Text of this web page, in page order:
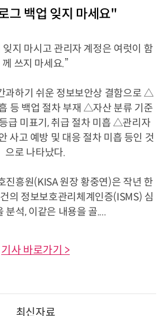
그 백업 잊지 마세요"
지 마시고 관리자 계정은 여럿이 함
께 쓰지 마세요.”
과하기 쉬운 정보보안상 결함으로 △
등 백업 절차 부재 △자산 분류 기준
급 미표기, 취급 절차 미흡 △관리자
사고 예방 및 대응 절차 미흡 등인 것
으로 나타났다.
흥원(KISA 원장 황중연)은 작년 한
의 정보보호관리체계인증(ISMS) 심
분석, 이같은 내용을 골....
기사 바로가기 >
최신자료